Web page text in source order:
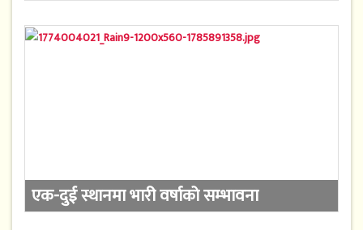
एक-दुई स्थानमा भारी वर्षाको सम्भावना